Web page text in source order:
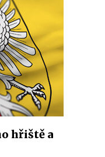
hřiště a